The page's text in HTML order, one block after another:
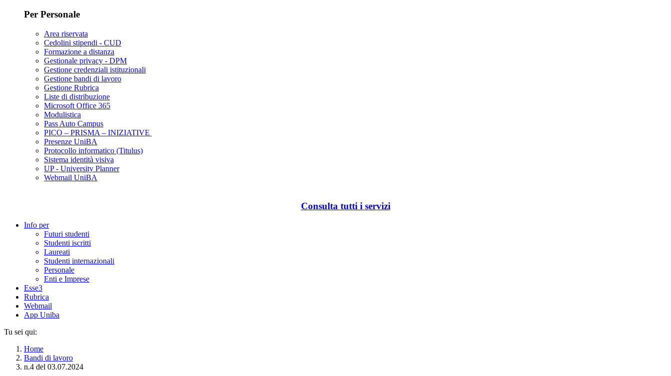
Per Personale
Area riservata
Cedolini stipendi - CUD
Formazione a distanza
Gestionale privacy - DPM
Gestione credenziali istituzionali
Gestione bandi di lavoro
Gestione Rubrica
Liste di distribuzione
Microsoft Office 365
Modulistica
Pass Auto Campus
PICO – PRISMA – INIZIATIVE
Presenze UniBA
Protocollo informatico (Titulus)
Sistema identità visiva
UP - University Planner
Webmail UniBA
Consulta tutti i servizi
Info per
Futuri studenti
Studenti iscritti
Laureati
Studenti internazionali
Personale
Enti e Imprese
Esse3
Rubrica
Webmail
App Uniba
Tu sei qui:
Home
Bandi di lavoro
n.4 del 03.07.2024